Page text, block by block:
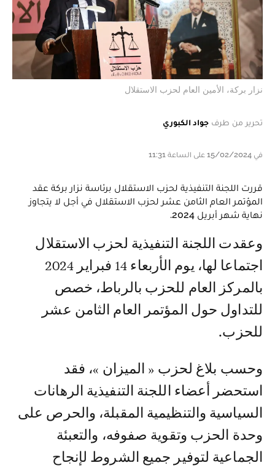
نزار بركة، الأمين العام لحزب الاستقلال
تحرير من طرف جواد الكبوري
في 15/02/2024 على الساعة 11:31
قررت اللجنة التنفيذية لحزب الاستقلال برئاسة نزار بركة عقد
المؤتمر العام الثامن عشر لحزب الاستقلال في أجل لا يتجاوز
نهاية شهر أبريل 2024.
وعقدت اللجنة التنفيذية لحزب الاستقلال
اجتماعا لها، يوم الأربعاء 14 فبراير 2024
بالمركز العام للحزب بالرباط، خصص
للتداول حول المؤتمر العام الثامن عشر
للحزب.
وحسب بلاغ لحزب « الميزان »، فقد
استحضر أعضاء اللجنة التنفيذية الرهانات
السياسية والتنظيمية المقبلة، والحرص على
وحدة الحزب وتقوية صفوفه، والتعبئة
الجماعية لتوفير جميع الشروط لإنجاح